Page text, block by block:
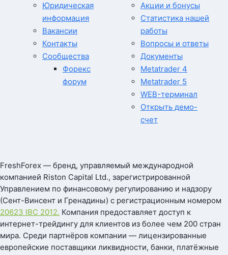
Юридическая
информация
Вакансии
Контакты
Сообщества
Форекс
форум
Акции и бонусы
Статистика нашей
работы
Вопросы и ответы
Документы
Metatrader 4
Metatrader 5
WEB-терминал
Открыть демо-
счет
FreshForex — бренд, управляемый международной
компанией Riston Capital Ltd., зарегистрированной
Управлением по финансовому регулированию и надзору
(Сент-Винсент и Гренадины) с регистрационным номером
20623 IBC 2012. Компания предоставляет доступ к
интернет-трейдингу для клиентов из более чем 200 стран
мира. Среди партнёров компании — лицензированные
европейские поставщики ликвидности, банки, платёжные